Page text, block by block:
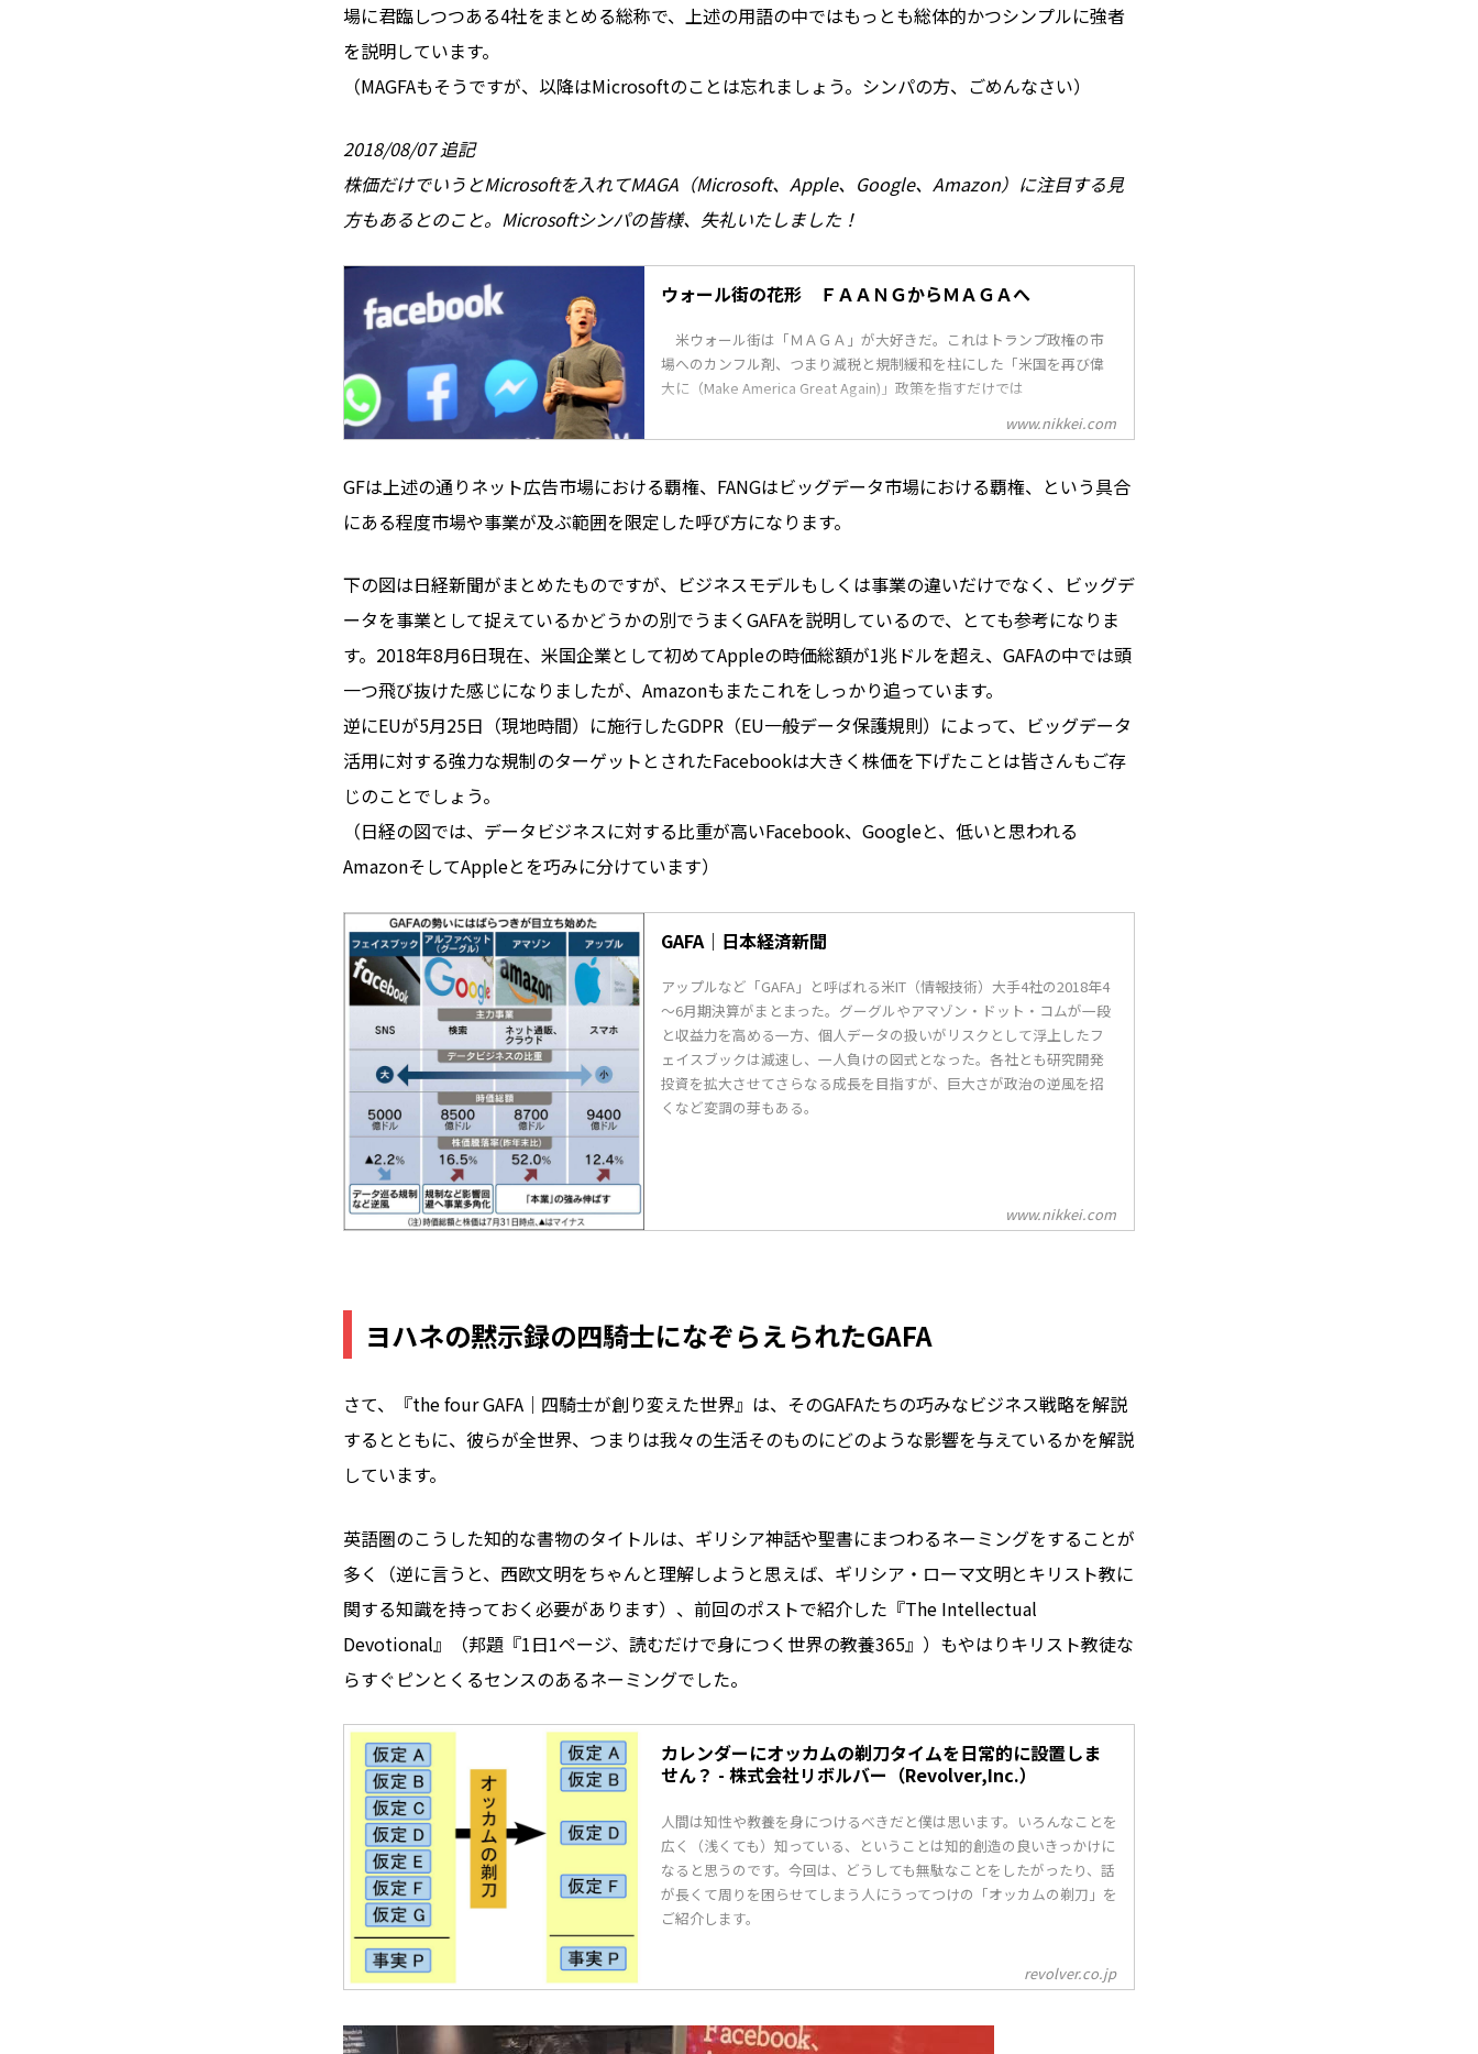
場に君臨しつつある4社をまとめる総称で、上述の用語の中ではもっとも総体的かつシンプルに強者
を説明しています。
（MAGFAもそうですが、以降はMicrosoftのことは忘れましょう。シンパの方、ごめんなさい）
2018/08/07 追記
株価だけでいうとMicrosoftを入れてMAGA（Microsoft、Apple、Google、Amazon）に注目する見
方もあるとのこと。Microsoftシンパの皆様、失礼いたしました！
ウォール街の花形 ＦＡＡＮＧからＭＡＧＡへ
米ウォール街は「ＭＡＧＡ」が大好きだ。これはトランプ政権の市
場へのカンフル剤、つまり減税と規制緩和を柱にした「米国を再び偉
大に（Make America Great Again)」政策を指すだけでは
www.nikkei.com
GFは上述の通りネット広告市場における覇権、FANGはビッグデータ市場における覇権、という具合
にある程度市場や事業が及ぶ範囲を限定した呼び方になります。
下の図は日経新聞がまとめたものですが、ビジネスモデルもしくは事業の違いだけでなく、ビッグデ
ータを事業として捉えているかどうかの別でうまくGAFAを説明しているので、とても参考になりま
す。2018年8月6日現在、米国企業として初めてAppleの時価総額が1兆ドルを超え、GAFAの中では頭
一つ飛び抜けた感じになりましたが、Amazonもまたこれをしっかり追っています。
逆にEUが5月25日（現地時間）に施行したGDPR（EU一般データ保護規則）によって、ビッグデータ
活用に対する強力な規制のターゲットとされたFacebookは大きく株価を下げたことは皆さんもご存
じのことでしょう。
（日経の図では、データビジネスに対する比重が高いFacebook、Googleと、低いと思われる
AmazonそしてAppleとを巧みに分けています）
GAFA｜日本経済新聞
アップルなど「GAFA」と呼ばれる米IT（情報技術）大手4社の2018年4
～6月期決算がまとまった。グーグルやアマゾン・ドット・コムが一段
と収益力を高める一方、個人データの扱いがリスクとして浮上したフ
ェイスブックは減速し、一人負けの図式となった。各社とも研究開発
投資を拡大させてさらなる成長を目指すが、巨大さが政治の逆風を招
くなど変調の芽もある。
www.nikkei.com
ヨハネの黙示録の四騎士になぞらえられたGAFA
さて、『the four GAFA｜四騎士が創り変えた世界』は、そのGAFAたちの巧みなビジネス戦略を解説
するとともに、彼らが全世界、つまりは我々の生活そのものにどのような影響を与えているかを解説
しています。
英語圏のこうした知的な書物のタイトルは、ギリシア神話や聖書にまつわるネーミングをすることが
多く（逆に言うと、西欧文明をちゃんと理解しようと思えば、ギリシア・ローマ文明とキリスト教に
関する知識を持っておく必要があります）、前回のポストで紹介した『The Intellectual
Devotional』（邦題『1日1ページ、読むだけで身につく世界の教養365』）もやはりキリスト教徒な
らすぐピンとくるセンスのあるネーミングでした。
カレンダーにオッカムの剃刀タイムを日常的に設置しま
せん？ - 株式会社リボルバー（Revolver,Inc.）
人間は知性や教養を身につけるべきだと僕は思います。いろんなことを
広く（浅くても）知っている、ということは知的創造の良いきっかけに
なると思うのです。今回は、どうしても無駄なことをしたがったり、話
が長くて周りを困らせてしまう人にうってつけの「オッカムの剃刀」を
ご紹介します。
revolver.co.jp